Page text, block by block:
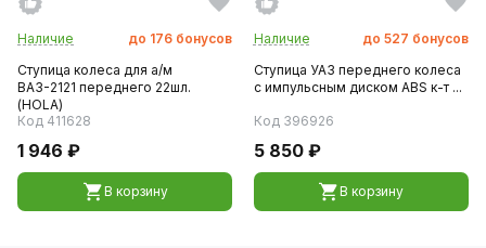
Наличие до 176 бонусов
Ступица колеса для а/м
ВАЗ-2121 переднего 22шл.
(HOLA)
Код 411628
1 946 ₽
В корзину
Наличие до 527 бонусов
Ступица УАЗ переднего колеса
с импульсным диском ABS к-т ...
Код 396926
5 850 ₽
В корзину